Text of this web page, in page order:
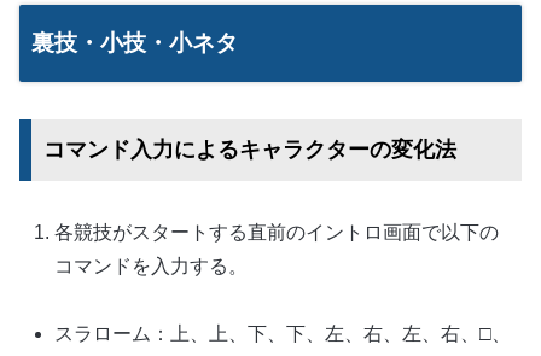
裏技・小技・小ネタ
コマンド入力によるキャラクターの変化法
各競技がスタートする直前のイントロ画面で以下の
コマンドを入力する。
スラローム：上、上、下、下、左、右、左、右、□、